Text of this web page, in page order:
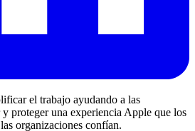
el trabajo ayudando a las
proteger una experiencia Apple que los
organizaciones confían.